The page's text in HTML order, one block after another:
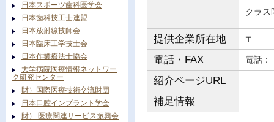
クラ
提供企業所在地 〒
電話・FAX 電
紹介ページURL
補足情報
日本スポーツ歯科医学会
日本歯科技工士連盟
日本放射線技師会
日本臨床工学技士会
日本作業療法士協会
大学病院医療情報ネットワー
ク研究センター
財）国際医療技術交流財団
日本口腔インプラント学会
財） 医療関連サービス振興会